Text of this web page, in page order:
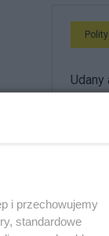
Blogi na
i przechowujemy
standardowe